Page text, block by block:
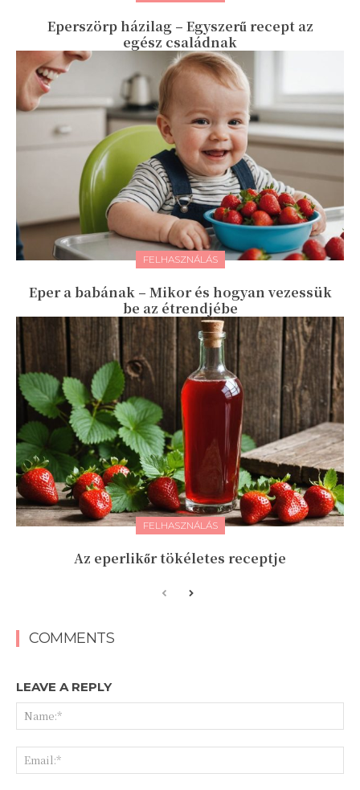
Eperszörp házilag – Egyszerű recept az
egész családnak
FELHASZNÁLÁS
Eper a babának – Mikor és hogyan vezessük
be az étrendjébe
FELHASZNÁLÁS
Az eperlikőr tökéletes receptje
COMMENTS
LEAVE A REPLY